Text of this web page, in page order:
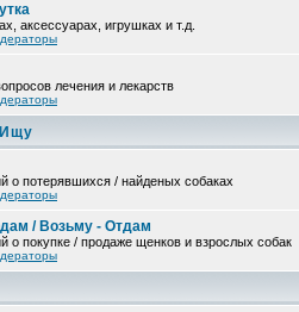
аксессуарах, игрушках и т.д.
лечения и лекарств
о потерявшихся / найденых собаках
/ Возьму - Отдам
о покупке / продаже щенков и взрослых собак